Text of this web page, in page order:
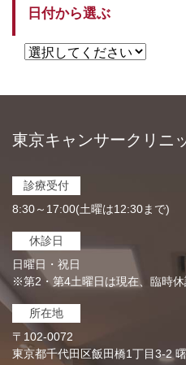
日付から選ぶ
東京キャンサークリニ
診療受付
8:30～17:00(土曜は12:30まで)
休診日
日曜日・祝日
※第2・第4土曜日は現在、臨時休
所在地
〒102-0072
東京都千代田区飯田橋1丁目3-2